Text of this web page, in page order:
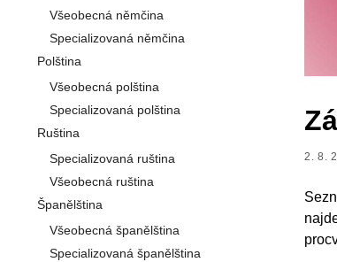
2. 8.
Všeobecná němčina
Specializovaná němčina
Polština
Všeobecná polština
Specializovaná polština
Ruština
Specializovaná ruština
Všeobecná ruština
Španělština
Všeobecná španělština
Specializovaná španělština